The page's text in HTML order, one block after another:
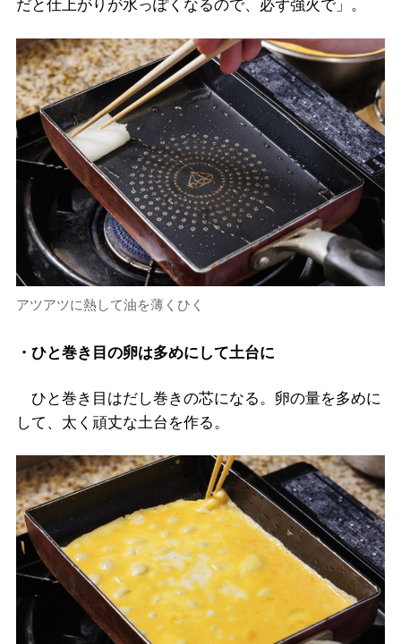
だと仕上がりが水っぽくなるので、必ず強火で」。
アツアツに熱して油を薄くひく
・ひと巻き目の卵は多めにして土台に
ひと巻き目はだし巻きの芯になる。卵の量を多めに
して、太く頑丈な土台を作る。